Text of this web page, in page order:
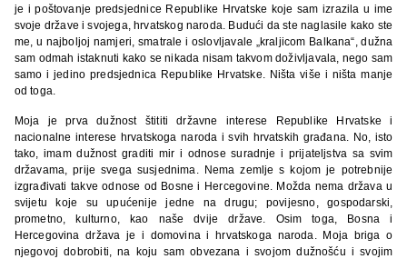
je i poštovanje predsjednice Republike Hrvatske koje sam izrazila u ime
svoje države i svojega, hrvatskog naroda. Budući da ste naglasile kako ste
me, u najboljoj namjeri, smatrale i oslovljavale „kraljicom Balkana“, dužna
sam odmah istaknuti kako se nikada nisam takvom doživljavala, nego sam
samo i jedino predsjednica Republike Hrvatske. Ništa više i ništa manje
od toga.
Moja je prva dužnost štititi državne interese Republike Hrvatske i
nacionalne interese hrvatskoga naroda i svih hrvatskih građana. No, isto
tako, imam dužnost graditi mir i odnose suradnje i prijateljstva sa svim
državama, prije svega susjednima. Nema zemlje s kojom je potrebnije
izgrađivati takve odnose od Bosne i Hercegovine. Možda nema država u
svijetu koje su upućenije jedne na drugu; povijesno, gospodarski,
prometno, kulturno, kao naše dvije države. Osim toga, Bosna i
Hercegovina država je i domovina i hrvatskoga naroda. Moja briga o
njegovoj dobrobiti, na koju sam obvezana i svojom dužnošću i svojim